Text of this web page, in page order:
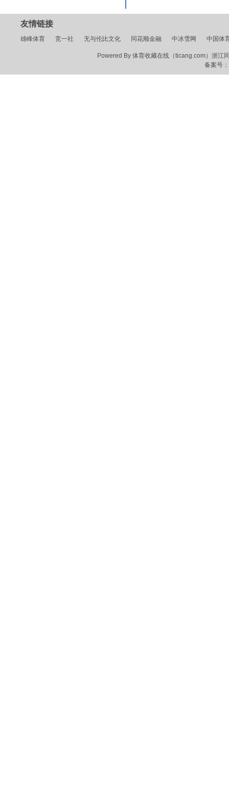
友情链接
雄峰体育 竞一社 无与伦比文化 同花顺金融 中冰雪网 中国体
Powered By 体育收藏在线（ticang.com）浙江
备案号：